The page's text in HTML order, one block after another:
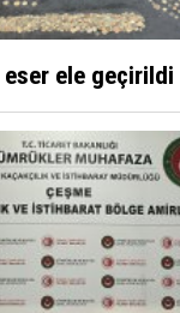
ele geçirildi